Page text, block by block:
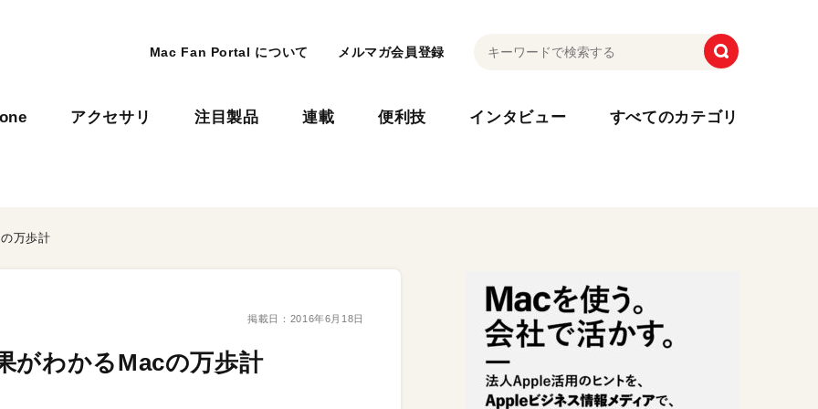
Mac Fan Portal について メルマガ会員登録
アクセサリ 注目製品 連載 便利技 インタビュー すべてのカテゴリ
万歩計
掲載日： 2016年6月18日
がわかるMacの万歩計